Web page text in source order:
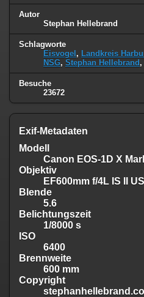
Autor
Stephan Hellebrand
Schlagworte
Eisvogel , Landkreis
NSG, Stephan Hellebrand ,
Besuche
23672
Exif-Metadaten
Modell
Canon EOS-1D X Mark
Objektiv
EF600mm f/4L IS II
Blende
5.6
Belichtungszeit
1/8000 s
ISO
6400
Brennweite
600 mm
Copyright